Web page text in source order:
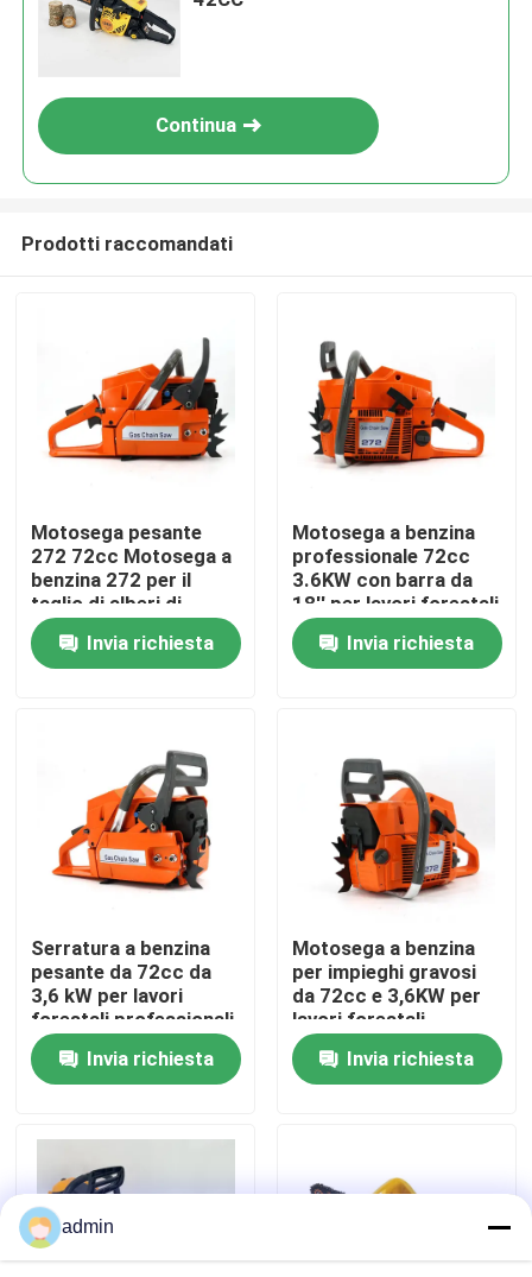
Casa.
Prodotti
Su di noi
display di fabbrica
Contattaci
Chiedi un preventivo
Mini Chainsaw tenuto in mano
motosega elettrica
Continua
Prodotti raccomandati
Motosega pesante
272 72cc Motosega a
benzina 272 per il
taglio di alberi di
grandi dimensioni
Invia richiesta
Motosega a benzina
professionale 72cc
3.6KW con barra da
18'' per lavori forestali
e agricoli intensivi
Invia richiesta
Serratura a benzina
pesante da 72cc da
3,6 kW per lavori
forestali professionali
Invia richiesta
Motosega a benzina
per impieghi gravosi
da 72cc e 3,6KW per
lavori forestali
professionali
Invia richiesta
admin